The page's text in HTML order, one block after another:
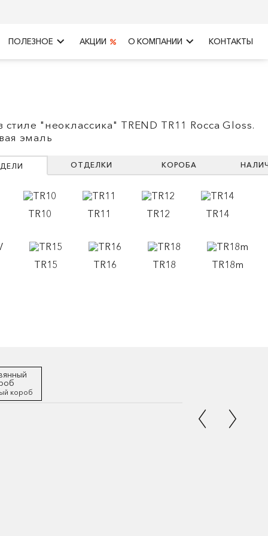
ПОЛЕЗНОЕ keyboard_arrow_right АКЦИИ О КОМПАНИИ keyboard_arrow_right КОНТАКТЫ
стиле "неоклассика" TREND TR11 Rocca Gloss.
эмаль
ОТДЕЛКИ КОРОБА
TR10 TR11 TR12 TR14
TR15 TR16 TR18 TR18m
короб